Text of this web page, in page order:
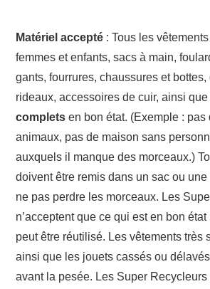
Matériel accepté : Tous les
femmes et enfants, sacs à main,
gants, fourrures, chaussures et bottes,
rideaux, accessoires de cuir, ainsi
complets en bon état. (Exemple : pas
animaux, pas de maison sans
auxquels il manque des morceaux.)
doivent être remis dans un sac ou
ne pas perdre les morceaux. Les
n’acceptent que ce qui est en bon
peut être réutilisé. Les vêtements très
ainsi que les jouets cassés ou
avant la pesée. Les Super Recycleurs